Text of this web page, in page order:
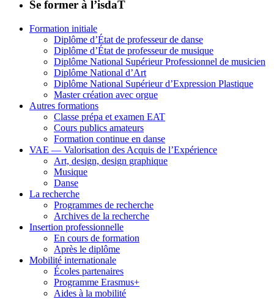
Se former à l’isdaT
Formation initiale
Diplôme d’État de professeur de danse
Diplôme d’État de professeur de musique
Diplôme National Supérieur Professionnel de musicien
Diplôme National d’Art
Diplôme National Supérieur d’Expression Plastique
Master création avec orgue
Autres formations
Classe prépa et examen EAT
Cours publics amateurs
Formation continue en danse
VAE — Valorisation des Acquis de l’Expérience
Art, design, design graphique
Musique
Danse
La recherche
Programmes de recherche
Archives de la recherche
Insertion professionnelle
En cours de formation
Après le diplôme
Mobilité internationale
Écoles partenaires
Programme Erasmus+
Aides à la mobilité